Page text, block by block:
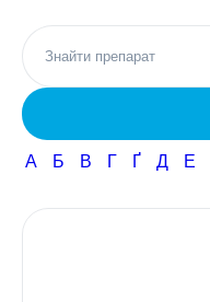
Неврологія
Фармаконагляд
Кар'єра
А Б В Г Ґ Д Е